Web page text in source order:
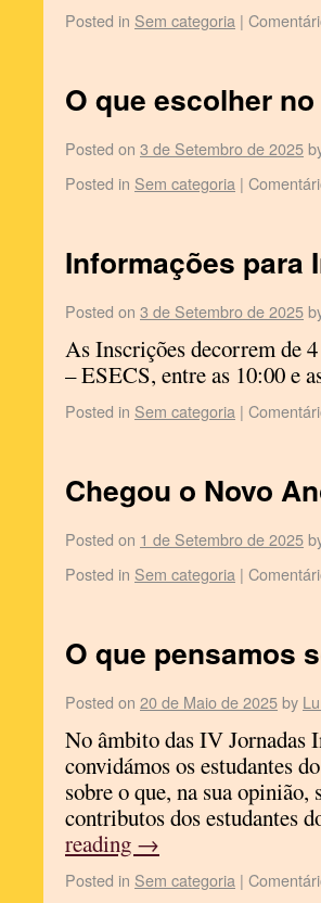
Posted in Sem categoria |
O que escolher
Posted on 3 de Setembro de 2025
Posted in Sem categoria |
Informações para
Posted on 3 de Setembro de 2025
As Inscrições decorrem de
– ESECS, entre as 10:00 e
Posted in Sem categoria |
Chegou o Novo
Posted on 1 de Setembro de 2025
Posted in Sem categoria |
O que pensamos
Posted on 20 de Maio de 2025by
No âmbito das IV Jornadas
convidámos os estudantes
sobre o que, na sua
contributos dos estudantes
reading →
Posted in Sem categoria |